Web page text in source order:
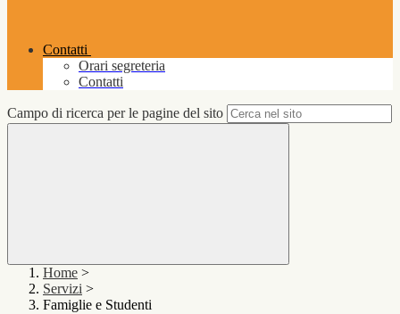
Contatti
Orari segreteria
Contatti
Campo di ricerca per le pagine del sito
Home >
Servizi >
Famiglie e Studenti